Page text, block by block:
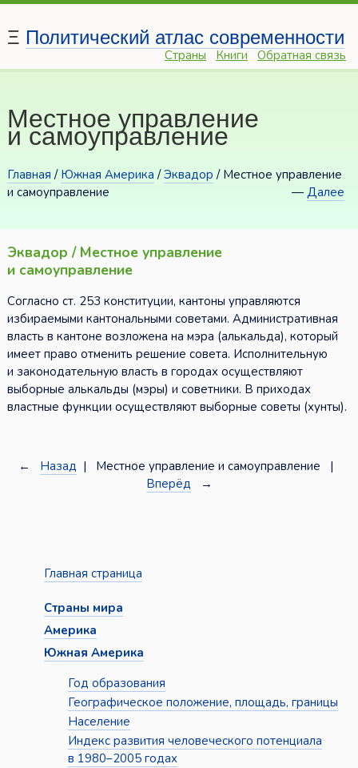
Ξ Политический атлас современности
Страны Книги Обратная связь
Местное управление
и самоуправление
Главная / Южная Америка /Эквадор / Местное управление
и самоуправление
—Далее
Эквадор / Местное управление
и самоуправление
Согласно ст. 253 конституции, кантоны управляются
избираемыми кантональными советами. Административная
власть в кантоне возложена на мэра (алькальда), который
имеет право отменить решение совета. Исполнительную
и законодательную власть в городах осуществляют
выборные алькальды (мэры) и советники. В приходах
властные функции осуществляют выборные советы (хунты).
← Назад | Местное управление и самоуправление |
Вперёд →
Главная страница
Страны мира
Америка
Южная Америка
Год образования
Географическое положение, площадь, границы
Население
Индекс развития человеческого потенциала
в 1980–2005 годах